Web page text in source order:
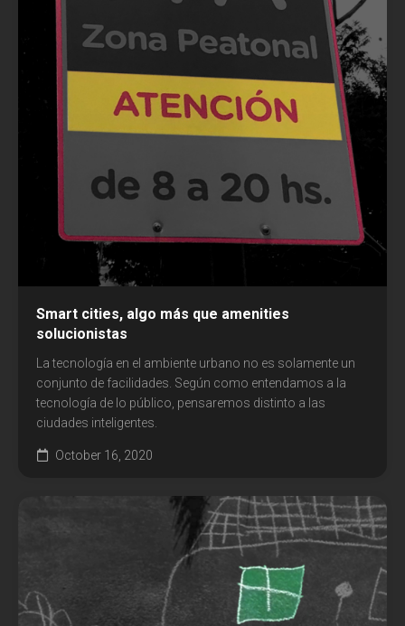
Smart cities, algo más que amenities
solucionistas
La tecnología en el ambiente urbano no es solamente un
conjunto de facilidades. Según como entendamos a la
tecnología de lo público, pensaremos distinto a las
ciudades inteligentes.
October 16, 2020